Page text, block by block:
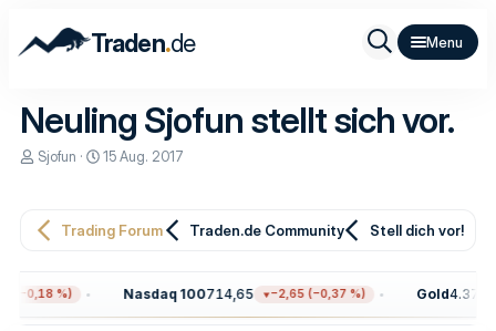
Traden.de
Neuling Sjofun stellt sich vor.
E
e
r
Sjofun
E
e
m
15 Aug. 2017
Trading Forum Traden.de Community Stell dich vor!
(−0,18 %) Nasdaq 100714,65 −2,65 (−0,37 %) Gold